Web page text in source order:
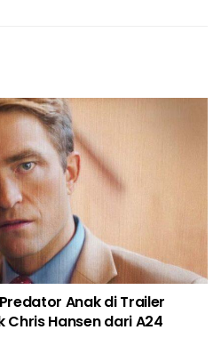
Anak di Trailer
Chris Hansen dari A24